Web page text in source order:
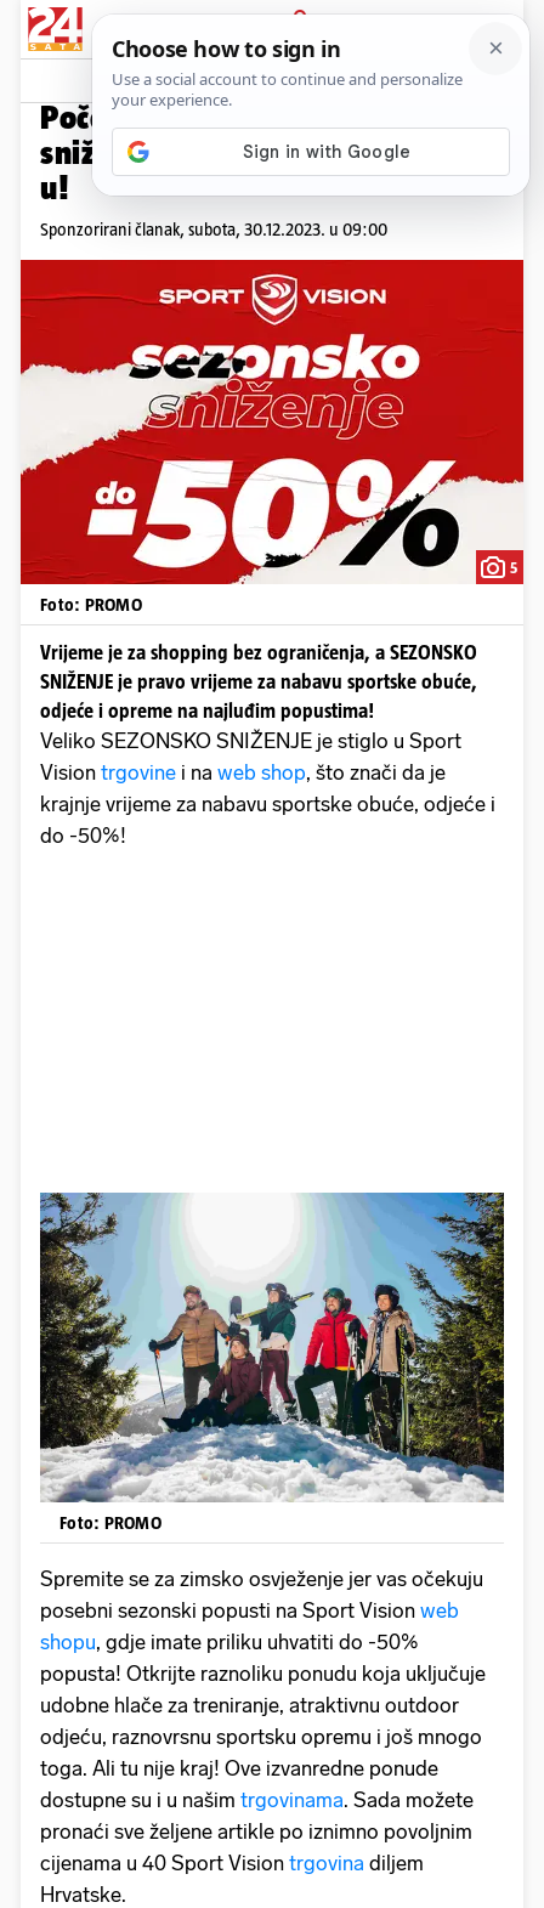
PRIJAVA
Promo sadržaj
Počelo je veliko sezonsko
sniženje do 50% u Sport Vision-
u!
Sponzorirani članak, subota, 30.12.2023. u 09:00
5
Foto: PROMO
Vrijeme je za shopping bez ograničenja, a SEZONSKO
SNIŽENJE je pravo vrijeme za nabavu sportske obuće,
odjeće i opreme na najluđim popustima!
Veliko SEZONSKO SNIŽENJE je stiglo u Sport
Vision trgovine i na web shop, što znači da je
krajnje vrijeme za nabavu sportske obuće, odjeće i
do -50%!
Foto: PROMO
Spremite se za zimsko osvježenje jer vas očekuju
posebni sezonski popusti na Sport Vision web
shopu, gdje imate priliku uhvatiti do -50%
popusta! Otkrijte raznoliku ponudu koja uključuje
udobne hlače za treniranje, atraktivnu outdoor
odjeću, raznovrsnu sportsku opremu i još mnogo
toga. Ali tu nije kraj! Ove izvanredne ponude
dostupne su i u našim trgovinama. Sada možete
pronaći sve željene artikle po iznimno povoljnim
cijenama u 40 Sport Vision trgovina diljem
Hrvatske.